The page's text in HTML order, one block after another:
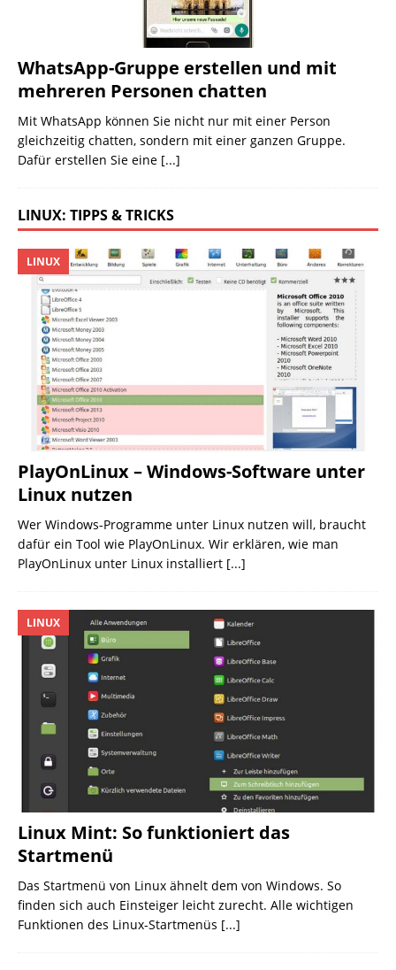
WhatsApp-Gruppe erstellen und mit
mehreren Personen chatten
Mit WhatsApp können Sie nicht nur mit einer Person
gleichzeitig chatten, sondern mit einer ganzen Gruppe.
Dafür erstellen Sie eine [...]
LINUX: TIPPS & TRICKS
PlayOnLinux – Windows-Software unter
Linux nutzen
LINUX
Wer Windows-Programme unter Linux nutzen will, braucht
dafür ein Tool wie PlayOnLinux. Wir erklären, wie man
PlayOnLinux unter Linux installiert [...]
Linux Mint: So funktioniert das
Startmenü
LINUX
Das Startmenü von Linux ähnelt dem von Windows. So
finden sich auch Einsteiger leicht zurecht. Alle wichtigen
Funktionen des Linux-Startmenüs [...]